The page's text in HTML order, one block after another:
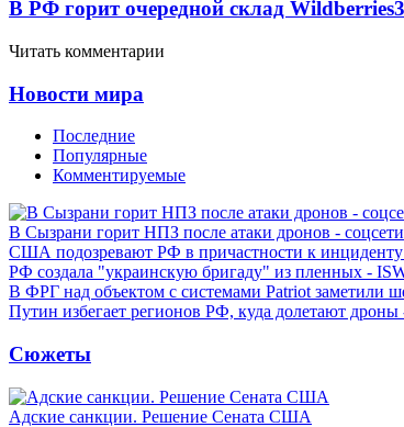
В РФ горит очередной склад Wildberries
Читать комментарии
Новости мира
Последние
Популярные
Комментируемые
В Сызрани горит НПЗ после атаки дронов - соцсети
США подозревают РФ в причастности к
РФ создала "украинскую бригаду" из пленных -
В ФРГ над объектом с системами Patriot заметили
Путин избегает регионов РФ, куда долетают
Сюжеты
Адские санкции. Решение Сената США